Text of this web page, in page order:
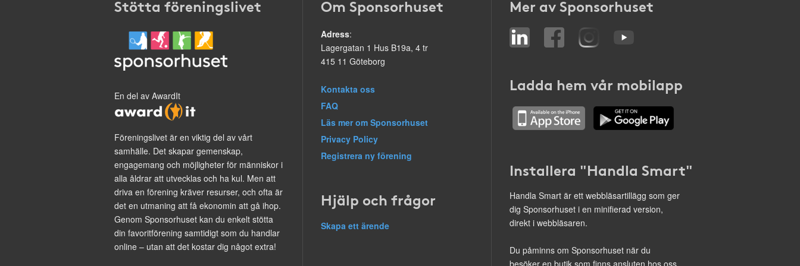
Stötta föreningslivet
En del av AwardIt
Föreningslivet är en viktig del av vårt
samhälle. Det skapar gemenskap,
engagemang och möjligheter för människor i
alla åldrar att utvecklas och ha kul. Men att
driva en förening kräver resurser, och ofta är
det en utmaning att få ekonomin att gå ihop.
Genom Sponsorhuset kan du enkelt stötta
din favoritförening samtidigt som du handlar
online – utan att det kostar dig något extra!
Om Sponsorhuset
Adress:
Lagergatan 1 Hus B19a, 4 tr
415 11 Göteborg
Kontakta oss
FAQ
Läs mer om Sponsorhuset
Privacy Policy
Registrera ny förening
Hjälp och frågor
Skapa ett ärende
Mer av Sponsorhuset
Ladda hem vår mobilapp
Installera "Handla Smart"
Handla Smart är ett webbläsartillägg som ger
dig Sponsorhuset i en minifierad version,
direkt i webbläsaren.
Du påminns om Sponsorhuset när du